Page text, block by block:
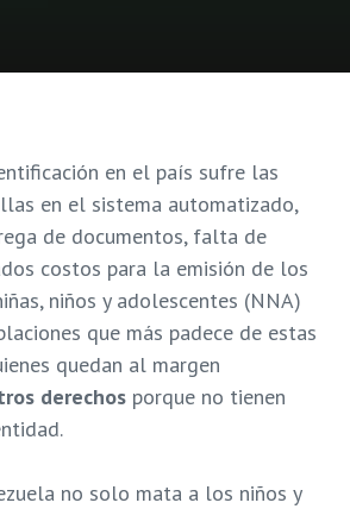
en el país sufre las
en el sistema automatizado,
de documentos, falta de
costos para la emisión de los
niños y adolescentes (NNA)
que más padece de estas
quedan al margen
derechos porque no tienen
no solo mata a los niños y